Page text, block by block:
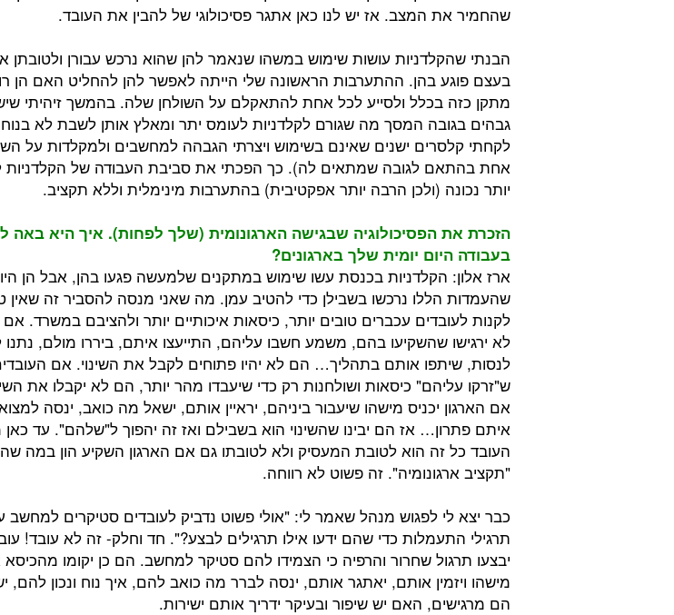
שהחמיר את המצב. אז יש לנו כאן אתגר פסיכולוגי של להבין את העובד.
הבנתי שהקלדניות עושות שימוש במשהו שנאמר להן שהוא נרכש עבורן ולטובתן
בעצם פוגע בהן. ההתערבות הראשונה שלי הייתה לאפשר להן להחליט האם הן
מתקן כזה בכלל ולסייע לכל אחת להתאקלם על השולחן שלה. בהמשך זיהיתי
גבהים בגובה המסך מה שגורם לקלדניות לעומס יתר ומאלץ אותן לשבת לא
לקחתי קלסרים ישנים שאינם בשימוש ויצרתי הגבהה למחשבים ולמקלדות על
אחת בהתאם לגובה שמתאים לה). כך הפכתי את סביבת העבודה של הקלדניות
יותר נכונה (ולכן הרבה יותר אפקטיבית) בהתערבות מינימלית וללא תקציב.
הזכרת את הפסיכולוגיה שבגישה הארגונומית (שלך לפחות). איך היא באה
בעבודה היום יומית שלך בארגונים?
ארז אלון: הקלדניות בכנסת עשו שימוש במתקנים שלמעשה פגעו בהן, אבל הן
שהעמדות הללו נרכשו בשבילן כדי להטיב עמן. מה שאני מנסה להסביר זה
לקנות לעובדים עכברים טובים יותר, כיסאות איכותיים יותר ולהציבם במשרד.
לא ירגישו שהשקיעו בהם, משמע חשבו עליהם, התייעצו איתם, ביררו מולם,
לנסות, שיתפו אותם בתהליך… הם לא יהיו פתוחים לקבל את השינוי. אם
ש"זרקו עליהם" כיסאות ושולחנות רק כדי שיעבדו מהר יותר, הם לא יקבלו את
אם הארגון יכניס מישהו שיעבור ביניהם, יראיין אותם, ישאל מה כואב, ינסה
איתם פתרון… אז הם יבינו שהשינוי הוא בשבילם ואז זה יהפוך ל"שלהם". עד
העובד כל זה הוא לטובת המעסיק ולא לטובתו גם אם הארגון השקיע הון במה
"תקציב ארגונומיה". זה פשוט לא רווחה.
כבר יצא לי לפגוש מנהל שאמר לי: "אולי פשוט נדביק לעובדים סטיקרים למחשב
תרגילי התעמלות כדי שהם ידעו אילו תרגילים לבצע?". חד וחלק- זה לא עובד!
יבצעו תרגול שחרור והרפיה כי הצמידו להם סטיקר למחשב. הם כן יקומו
מישהו ויזמין אותם, יאתגר אותם, ינסה לברר מה כואב להם, איך נוח ונכון להם,
הם מרגישים, האם יש שיפור ובעיקר ידריך אותם ישירות.